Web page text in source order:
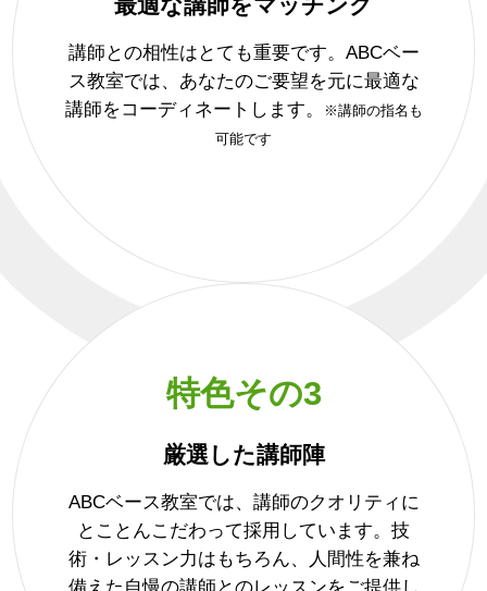
最適な講師をマッチング
講師との相性はとても重要です。ABCベー
ス教室では、あなたのご要望を元に最適な
講師をコーディネートします。
※講師の指名も
可能です
特色その3
厳選した講師陣
ABCベース教室では、講師のクオリティに
とことんこだわって採用しています。技
術・レッスン力はもちろん、人間性を兼ね
備えた自慢の講師とのレッスンをご提供し